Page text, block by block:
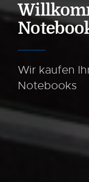
Wir kaufen
Notebooks